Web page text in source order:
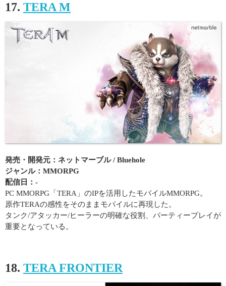
17. TERA M
発売・開発元：ネットマーブル / Bluehole
ジャンル：MMORPG
配信日：-
PC MMORPG「TERA」のIPを活用したモバイルMMORPG。
原作TERAの感性をそのままモバイルに再現した。
タンク/アタッカー/ヒーラーの明確な役割、パーティープレイが
重要となっている。
18. TERA FRONTIER